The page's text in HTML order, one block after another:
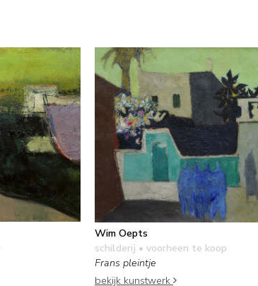
Wim Oepts
schilderij • voorheen te koop
Frans pleintje
bekijk kunstwerk